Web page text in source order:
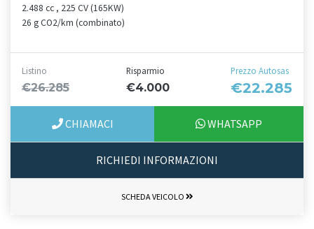
2.488 cc , 225 CV (165KW)
26 g CO2/km (combinato)
Listino
€26.285
Risparmio
€4.000
Prezzo Autosas
€22.285
CHIAMACI WHATSAPP
RICHIEDI INFORMAZIONI
SCHEDA VEICOLO